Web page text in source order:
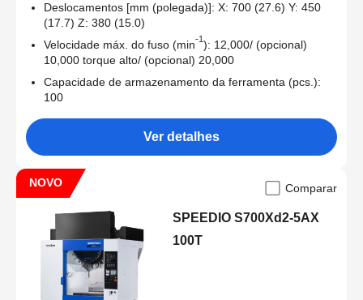
Deslocamentos [mm (polegada)]: X: 700 (27.6) Y: 450
(17.7) Z: 380 (15.0)
Velocidade máx. do fuso (min-1 ): 12,000/ (opcional)
10,000 torque alto/ (opcional) 20,000
Capacidade de armazenamento da ferramenta (pcs.):
100
Ver detalhes
NOVO Comparar
SPEEDIO S700Xd2-5AX
100T